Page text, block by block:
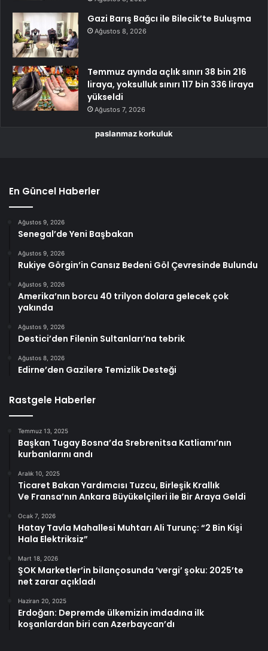
Gazi Barış Bağcı ile Bilecik’te Buluşma
Ağustos 8, 2026
Temmuz ayında açlık sınırı 38 bin 216
liraya, yoksulluk sınırı 117 bin 336 liraya
yükseldi
Ağustos 7, 2026
paslanmaz korkuluk
En Güncel Haberler
Ağustos 9, 2026
Senegal’de Yeni Başbakan
Ağustos 9, 2026
Rukiye Görgin’in Cansız Bedeni Göl Çevresinde Bulundu
Ağustos 9, 2026
Amerika’nın borcu 40 trilyon dolara gelecek çok
yakında
Ağustos 9, 2026
Destici’den Filenin Sultanları’na tebrik
Ağustos 8, 2026
Edirne’den Gazilere Temizlik Desteği
Rastgele Haberler
Temmuz 13, 2025
Başkan Tugay Bosna’da Srebrenitsa Katliamı’nın
kurbanlarını andı
Aralık 10, 2025
Ticaret Bakan Yardımcısı Tuzcu, Birleşik Krallık
Ve Fransa’nın Ankara Büyükelçileri ile Bir Araya Geldi
Ocak 7, 2026
Hatay Tavla Mahallesi Muhtarı Ali Turunç: “2 Bin Kişi
Hala Elektriksiz”
Mart 18, 2026
ŞOK Marketler’in bilançosunda ‘vergi’ şoku: 2025’te
net zarar açıkladı
Haziran 20, 2025
Erdoğan: Depremde ülkemizin imdadına ilk
koşanlardan biri can Azerbaycan’dı